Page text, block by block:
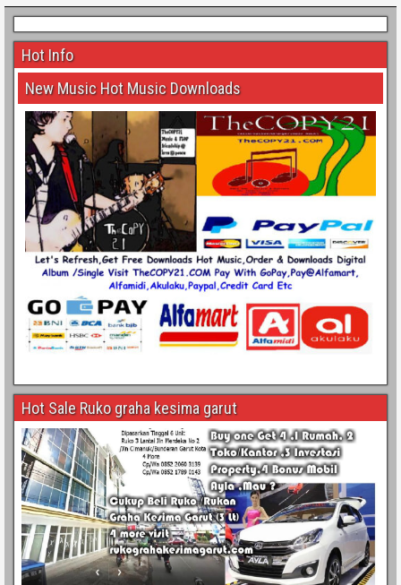
Hot Info
New Music Hot Music Downloads
Hot Sale Ruko graha kesima garut